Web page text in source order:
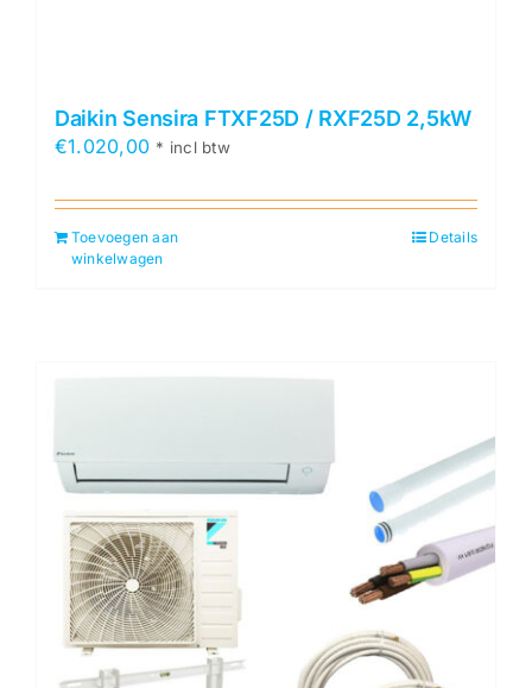
Daikin Sensira FTXF25D / RXF25D 2,5kW
€1.020,00 * incl btw
Toevoegen aan
winkelwagen
Details